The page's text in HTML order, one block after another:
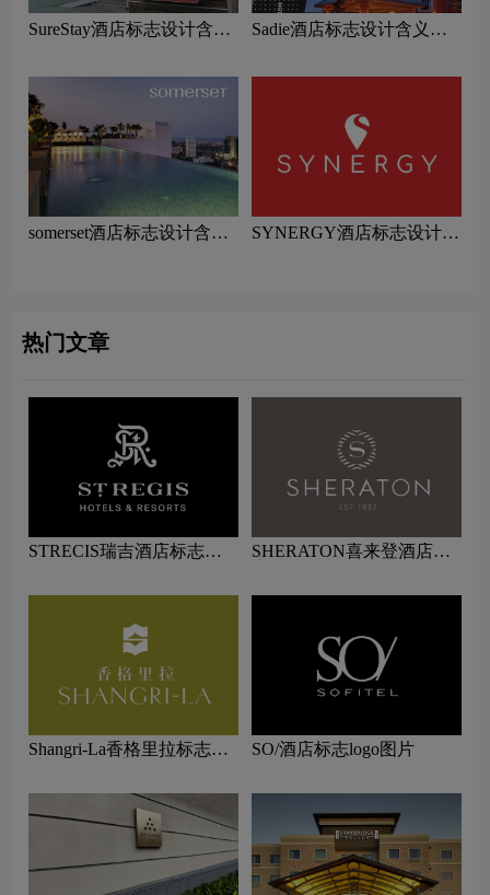
SureStay酒店标志设计含义
Sadie酒店标志设计含义及
somerset酒店标志设计含义
SYNERGY酒店标志设计含
热门文章
STRECIS瑞吉酒店标志设
SHERATON喜来登酒店标
Shangri-La香格里拉标志设
SO/酒店标志logo图片